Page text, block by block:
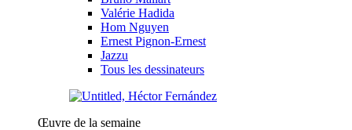
Valérie Hadida
Hom Nguyen
Ernest Pignon-Ernest
Jazzu
Tous les dessinateurs
Œuvre de la semaine